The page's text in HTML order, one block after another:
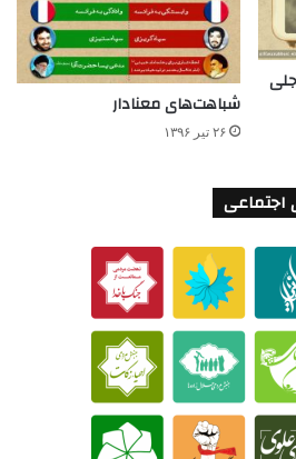
شباهت‌های معنادار
۲۶ تیر ۱۳۹۶
اجتماعی